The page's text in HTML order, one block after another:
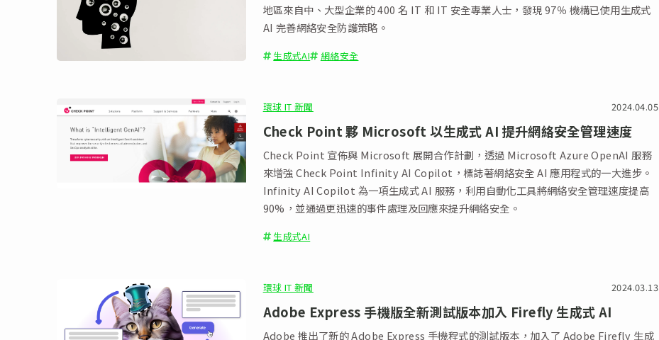
地區來自中、大型企業的 400 名 IT 和 IT 安全專業人士，發現 97％ 機構已使用生成式
AI 完善網絡安全防護策略。
生成式AI 網絡安全
環球 IT 新聞 2024.04.05
Check Point 夥 Microsoft 以生成式 AI 提升網絡安全管理速度
Check Point 宣佈與 Microsoft 展開合作計劃，透過 Microsoft Azure OpenAI 服務
來增強 Check Point Infinity AI Copilot，標誌著網絡安全 AI 應用程式的一大進步。
Infinity AI Copilot 為一項生成式 AI 服務，利用自動化工具將網絡安全管理速度提高
90%，並通過更迅速的事件處理及回應來提升網絡安全。
生成式AI
環球 IT 新聞 2024.03.13
Adobe Express 手機版全新測試版本加入 Firefly 生成式 AI
Adobe 推出了新的 Adobe Express 手機程式的測試版本，加入了 Adobe Firefly 生成